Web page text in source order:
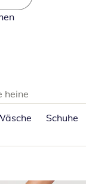
heine
Schuhe